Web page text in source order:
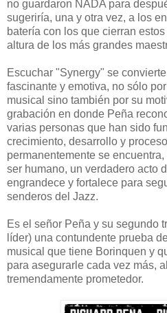
no guardaron NADA para
sugeriría, una y otra vez, a los
batería con los que cierran
altura de los más grandes
Escuchar "Synergy" se
fascinante y emotiva, no sólo
musical sino también por su
grabación en donde Peña
varias personas que han sido
crecimiento, desarrollo y
permanentemente se
ser humano, un verdadero acto
engrandece y fortalece para
senderos del Jazz.
Es el señor Peña y su segundo
líder) una contundente prueba
musical que tiene Borinquen y
para asegurarle cada vez más,
tremendamente prometedor.